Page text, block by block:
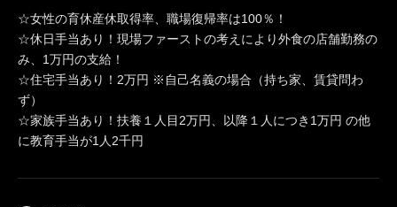
☆女性の育休産休取得率、職場復帰率は100％！
☆休日手当あり！現場ファーストの考えにより外食の店舗勤務の
み、1万円の支給！
☆住宅手当あり！2万円 ※自己名義の場合（持ち家、賃貸問わ
ず）
☆家族手当あり！扶養１人目2万円、以降１人につき1万円 の他
に教育手当が1人2千円